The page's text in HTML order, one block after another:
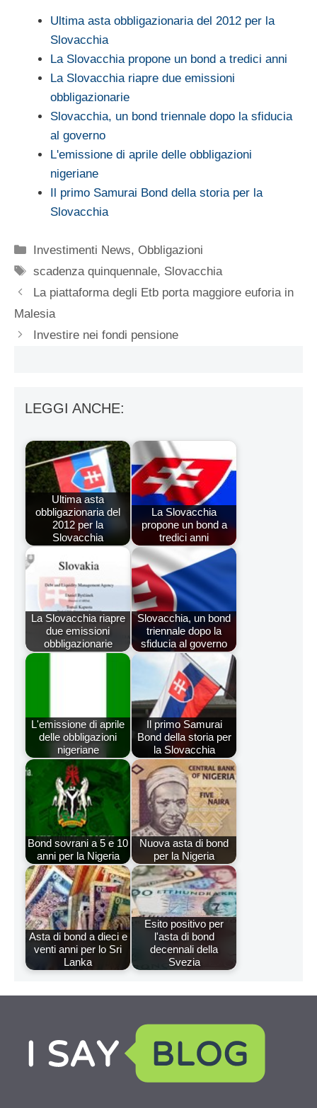
Ultima asta obbligazionaria del 2012 per la
Slovacchia
La Slovacchia propone un bond a tredici anni
La Slovacchia riapre due emissioni
obbligazionarie
Slovacchia, un bond triennale dopo la sfiducia
al governo
L'emissione di aprile delle obbligazioni
nigeriane
Il primo Samurai Bond della storia per la
Slovacchia
Categorie
Investimenti News,Obbligazioni
Tag
scadenza quinquennale, Slovacchia
La piattaforma degli Etb porta maggiore euforia in
Malesia
Investire nei fondi pensione
LEGGI ANCHE:
Ultima asta
obbligazionaria del
2012 per la
Slovacchia
La Slovacchia
propone un bond a
tredici anni
La Slovacchia riapre
due emissioni
obbligazionarie
Slovacchia, un bond
triennale dopo la
sfiducia al governo
L'emissione di aprile
delle obbligazioni
nigeriane
Il primo Samurai
Bond della storia per
la Slovacchia
Bond sovrani a 5 e 10
anni per la Nigeria
Nuova asta di bond
per la Nigeria
Asta di bond a dieci e
venti anni per lo Sri
Lanka
Esito positivo per
l'asta di bond
decennali della
Svezia